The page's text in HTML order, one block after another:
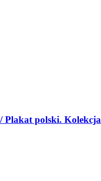
polski. Kolekcja